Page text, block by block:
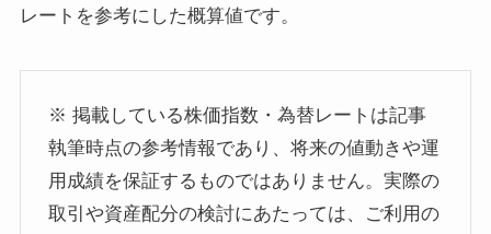
レートを参考にした概算値です。
※ 掲載している株価指数・為替レートは記事
執筆時点の参考情報であり、将来の値動きや運
用成績を保証するものではありません。実際の
取引や資産配分の検討にあたっては、ご利用の